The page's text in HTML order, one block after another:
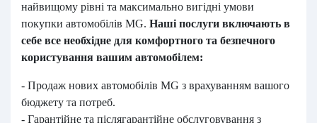
найвищому рівні та максимально вигідні умови
покупки автомобілів MG. Наші послуги включають в
себе все необхідне для комфортного та безпечного
користування вашим автомобілем:
- Продаж нових автомобілів MG з врахуванням вашого
бюджету та потреб.
- Гарантійне та післягарантійне обслуговування з